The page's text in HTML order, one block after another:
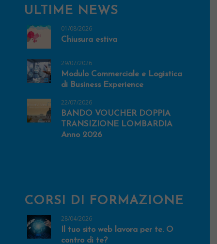
ULTIME NEWS
01/08/2026
Chiusura estiva
29/07/2026
Modulo Commerciale e Logistica
di Business Experience
22/07/2026
BANDO VOUCHER DOPPIA
TRANSIZIONE LOMBARDIA
Anno 2026
CORSI DI FORMAZIONE
28/04/2026
Il tuo sito web lavora per te. O
contro di te?